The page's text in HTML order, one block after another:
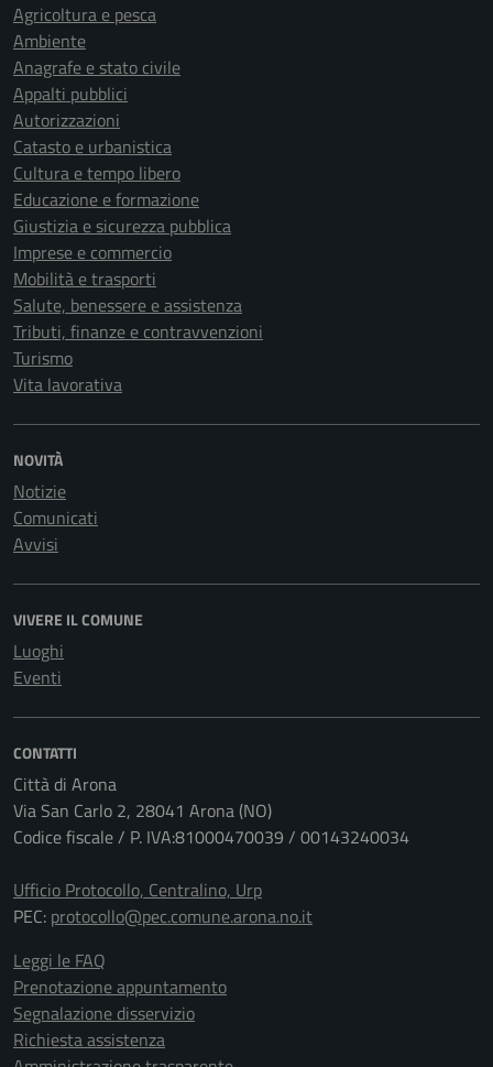
Agricoltura e pesca
Ambiente
Anagrafe e stato civile
Appalti pubblici
Autorizzazioni
Catasto e urbanistica
Cultura e tempo libero
Educazione e formazione
Giustizia e sicurezza pubblica
Imprese e commercio
Mobilità e trasporti
Salute, benessere e assistenza
Tributi, finanze e contravvenzioni
Turismo
Vita lavorativa
NOVITÀ
Notizie
Comunicati
Avvisi
VIVERE IL COMUNE
Luoghi
Eventi
CONTATTI
Città di Arona
Via San Carlo 2, 28041 Arona (NO)
Codice fiscale / P. IVA:81000470039 / 00143240034
Ufficio Protocollo, Centralino, Urp
PEC: protocollo@pec.comune.arona.no.it
Leggi le FAQ
Prenotazione appuntamento
Segnalazione disservizio
Richiesta assistenza